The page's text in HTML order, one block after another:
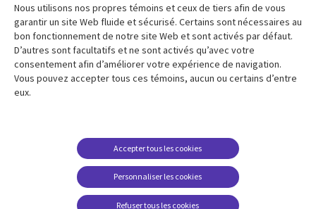
Salle de presse
Ressources
Articles
Études de cas
Baladodiffusions
Support
Restrictions et
conditions juridiques
Carrières FAQ
Centre de gestion des
Social
Media
Global
FR
Nous utilisons nos propres témoins et ceux de tiers afin de vous
garantir un site Web fluide et sécurisé. Certains sont nécessaires au
bon fonctionnement de notre site Web et sont activés par défaut.
D’autres sont facultatifs et ne sont activés qu’avec votre
consentement afin d’améliorer votre expérience de navigation.
Vous pouvez accepter tous ces témoins, aucun ou certains d’entre
eux.
Personnaliser les cookies
Accepter tous les cookies
Refuser tous les cookies